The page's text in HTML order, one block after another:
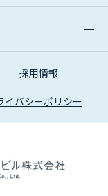
採用情報
イバシーポリシー